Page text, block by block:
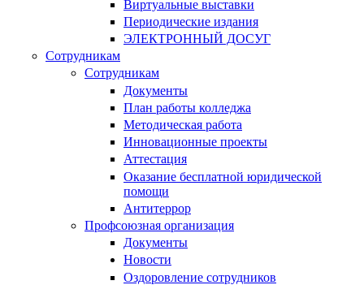
Виртуальные выставки
Периодические издания
ЭЛЕКТРОННЫЙ ДОСУГ
Сотрудникам
Сотрудникам
Документы
План работы колледжа
Методическая работа
Инновационные проекты
Аттестация
Оказание бесплатной юридической
помощи
Антитеррор
Профсоюзная организация
Документы
Новости
Оздоровление сотрудников